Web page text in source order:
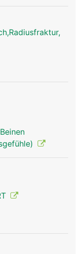
Sehnen
des
und
finden sich
der Hände